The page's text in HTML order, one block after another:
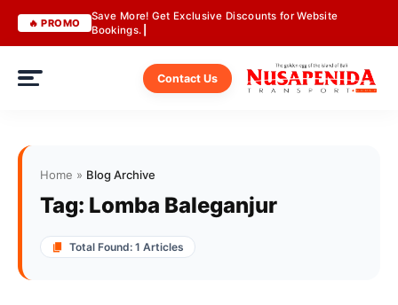
🔥 PROMO
Save More! Get Exclusive Discounts for Website
Bookings.
Contact Us
Home » Blog Archive
Tag: Lomba Baleganjur
Total Found: 1 Articles